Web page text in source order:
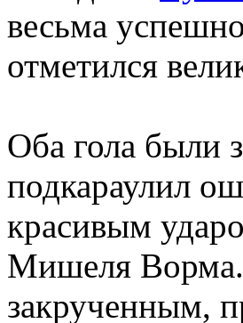
весьма
отметился
Оба гола были
подкараулил
красивым
Мишеля Ворма.
закрученным,